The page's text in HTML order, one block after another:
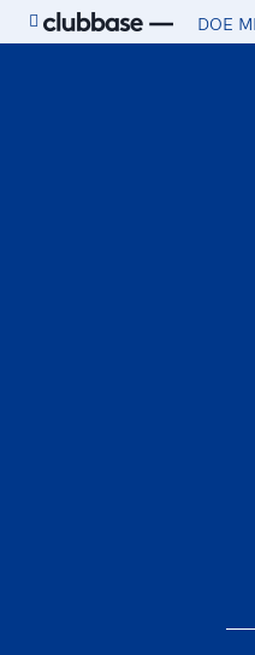
DOE